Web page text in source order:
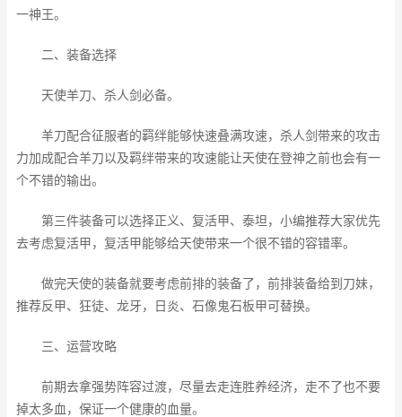
一神王。
二、装备选择
天使羊刀、杀人剑必备。
羊刀配合征服者的羁绊能够快速叠满攻速，杀人剑带来的攻击
力加成配合羊刀以及羁绊带来的攻速能让天使在登神之前也会有一
个不错的输出。
第三件装备可以选择正义、复活甲、泰坦，小编推荐大家优先
去考虑复活甲，复活甲能够给天使带来一个很不错的容错率。
做完天使的装备就要考虑前排的装备了，前排装备给到刀妹，
推荐反甲、狂徒、龙牙，日炎、石像鬼石板甲可替换。
三、运营攻略
前期去拿强势阵容过渡，尽量去走连胜养经济，走不了也不要
掉太多血，保证一个健康的血量。